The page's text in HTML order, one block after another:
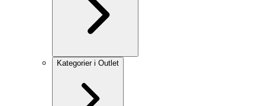
Kategorier i Outlet